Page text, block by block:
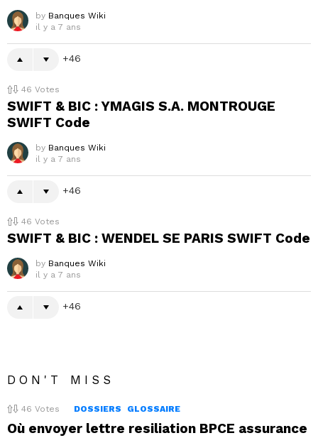
by Banques Wiki
il y a 7 ans
46
46 Votes
SWIFT & BIC : YMAGIS S.A. MONTROUGE
SWIFT Code
by Banques Wiki
il y a 7 ans
46
46 Votes
SWIFT & BIC : WENDEL SE PARIS SWIFT Code
by Banques Wiki
il y a 7 ans
46
DON'T MISS
46 Votes DOSSIERS GLOSSAIRE
Où envoyer lettre resiliation BPCE assurance